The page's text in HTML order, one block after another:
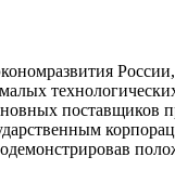
малых
поставщиков